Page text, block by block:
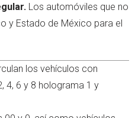
Los automóviles que no
y Estado de México para el
los vehículos con
4, 6 y 8 holograma 1 y